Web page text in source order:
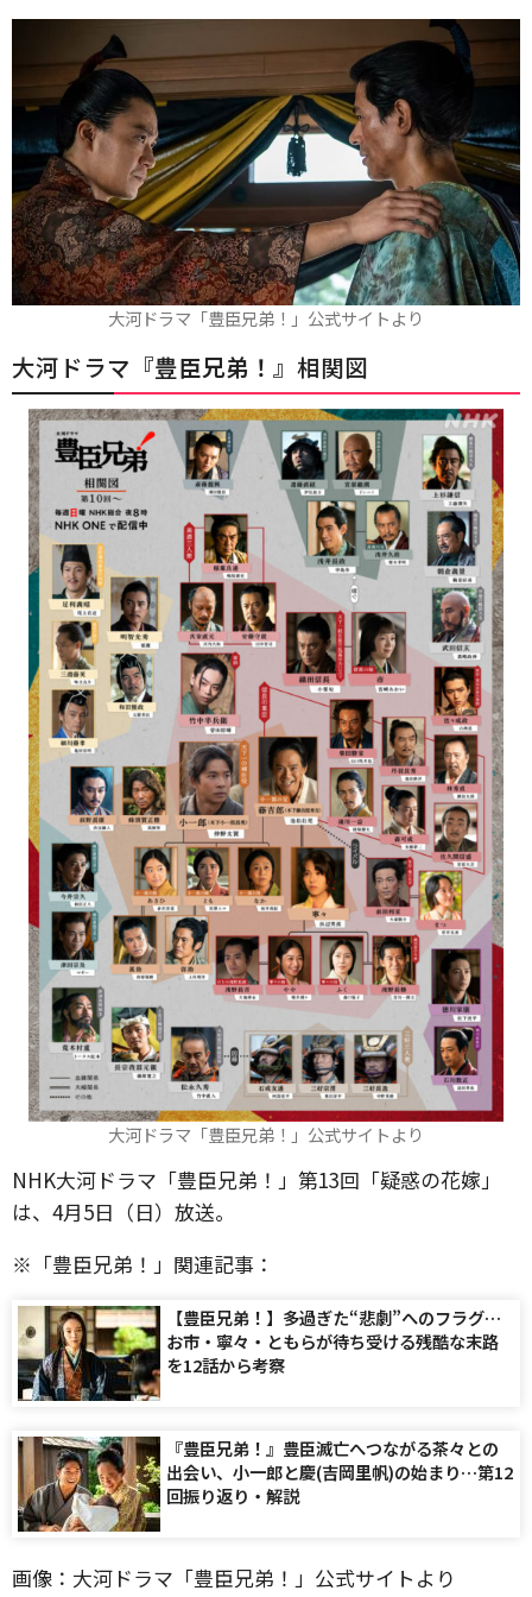
大河ドラマ「豊臣兄弟！」公式サイトより
大河ドラマ『豊臣兄弟！ 』相関図
大河ドラマ「豊臣兄弟！」公式サイトより
NHK大河ドラマ「豊臣兄弟！」第13回「疑惑の花嫁」
は、4月5日（日）放送。
※「豊臣兄弟！」関連記事：
【豊臣兄弟！】多過ぎた“悲劇”へのフラグ…
お市・寧々・ともらが待ち受ける残酷な末路
を12話から考察
『豊臣兄弟！』豊臣滅亡へつながる茶々との
出会い、小一郎と慶(吉岡里帆)の始まり…第12
回振り返り・解説
画像：大河ドラマ「豊臣兄弟！」公式サイトより